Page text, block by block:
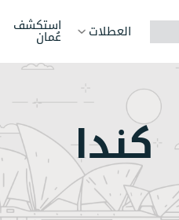
العطلات
روسيا
أذربيجان
بوتان
استكشف
عُمان
كندا